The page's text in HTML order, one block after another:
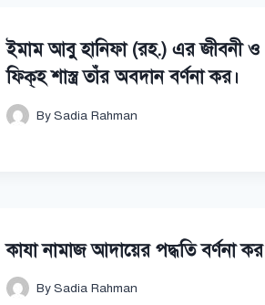
ইমাম আবু হানিফা (রহ.) এর জীবনী ও
ফিক্‌হ শাস্ত্র তাঁর অবদান বর্ণনা কর।
BySadia Rahman
কাযা নামাজ আদায়ের পদ্ধতি বর্ণনা কর
BySadia Rahman